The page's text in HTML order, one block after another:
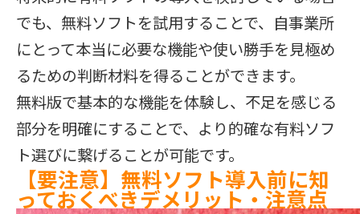
でも、無料ソフトを試用することで、自事業所
にとって本当に必要な機能や使い勝手を見極め
るための判断材料を得ることができます。
無料版で基本的な機能を体験し、不足を感じる
部分を明確にすることで、より的確な有料ソフ
ト選びに繋げることが可能です。
【要注意】無料ソフト導入前に知
っておくべきデメリット・注意点